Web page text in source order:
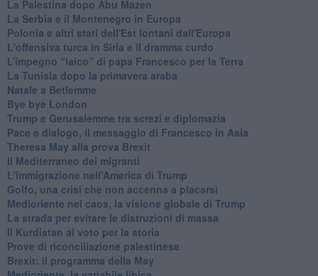
La Palestina dopo Abu Mazen
La Serbia e il Montenegro in Europa
Polonia e altri stati dell'Est lontani dall'Europa
L'offensiva turca in Siria e il dramma curdo
L’impegno “laico” di papa Francesco per la Terra
La Tunisia dopo la primavera araba
Natale a Betlemme
Bye bye London
Trump e Gerusalemme tra screzi e diplomazia
Pace e dialogo, il messaggio di Francesco in Asia
Theresa May alla prova Brexit
Il Mediterraneo dei migranti
L'immigrazione nell'America di Trump
Golfo, una crisi che non accenna a placarsi
Medioriente nel caos, la visione globale di Trump
La strada per evitare le distruzioni di massa
Il Kurdistan al voto per la storia
Prove di riconciliazione palestinese
Brexit: il programma della May